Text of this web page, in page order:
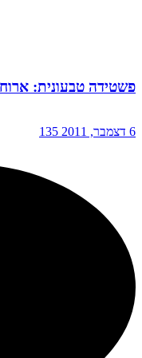
פשטידה טבעונית:
6 דצמבר, 2011 135